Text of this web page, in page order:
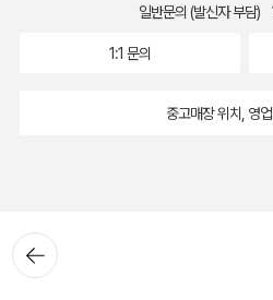
뒤로가
기
일반문의 (발신자 부담)
1:1 문의
중고매장 위치, 영